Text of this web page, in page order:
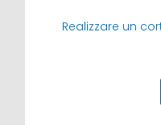
Realizzare un